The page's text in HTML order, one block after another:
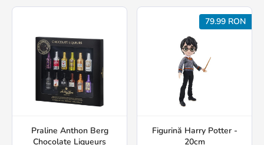
Praline Anthon Berg
Chocolate Liqueurs
79.99 RON
Figurină Harry Potter -
20cm